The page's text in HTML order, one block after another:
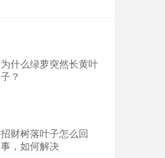
为什么绿萝突然长黄叶
子？
招财树落叶子怎么回
事，如何解决